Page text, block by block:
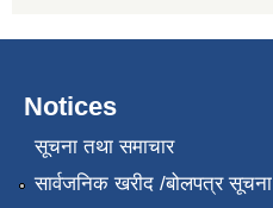
Notices
सूचना तथा समाचार
सार्वजनिक खरीद /बोलपत्र सूचना